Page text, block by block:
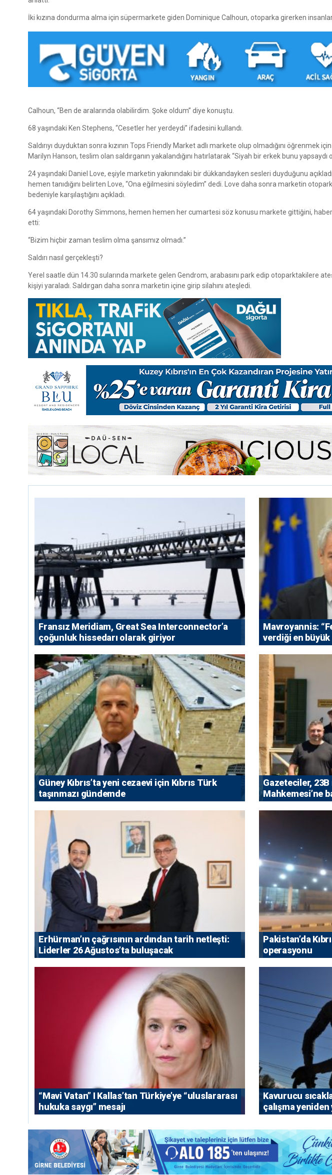
İki kızına dondurma alma için süpermarkete giden Dominique Calhoun, otoparka girerken insanların
Calhoun, “Ben de aralarında olabilirdim. Şoke oldum” diye konuştu.
68 yaşındaki Ken Stephens, “Cesetler her yerdeydi” ifadesini kullandı.
Saldırıyı duyduktan sonra kızının Tops Friendly Market adlı markete olup olmadığını öğrenmek
Marilyn Hanson, teslim olan saldırganın yakalandığını hatırlatarak “Siyah bir erkek bunu yapsaydı
24 yaşındaki Daniel Love, eşiyle marketin yakınındaki bir dükkandayken sesleri duyduğunu
hemen tanıdığını belirten Love, “Ona eğilmesini söyledim” dedi. Love daha sonra marketin
bedeniyle karşılaştığını açıkladı.
64 yaşındaki Dorothy Simmons, hemen hemen her cumartesi söz konusu markete gittiğini, haberi
etti:
“Bizim hiçbir zaman teslim olma şansımız olmadı.”
Saldırı nasıl gerçekleşti?
Yerel saatle dün 14.30 sularında markete gelen Gendrom, arabasını park edip otoparktakilere
kişiyi yaraladı. Saldırgan daha sonra marketin içine girip silahını ateşledi.
Fransız Meridiam, Great Sea Interconnector’a
çoğunluk hissedarı olarak giriyor
Mavroyannis:
verdiği en büyük
Güney Kıbrıs’ta yeni cezaevi için Kıbrıs Türk
taşınmazı gündemde
Gazeteciler,
Mahkemesi’ne
Erhürman’ın çağrısının ardından tarih netleşti:
Liderler 26 Ağustos’ta buluşacak
Pakistan’da
operasyonu
“Mavi Vatan” I Kallas’tan Türkiye’ye “uluslararası
hukuka saygı” mesajı
Kavurucu
çalışma yeniden